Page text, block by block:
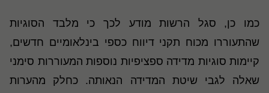
כמו כן, סגל הרשות מודע לכך כי מלבד הסוגיות
שהתעוררו מכוח תקני דיווח כספי בינלאומיים חדשים,
קיימות סוגיות מדידה ספציפיות נוספות המעוררות סימני
שאלה לגבי שיטת המדידה הנאותה. כחלק מהערות